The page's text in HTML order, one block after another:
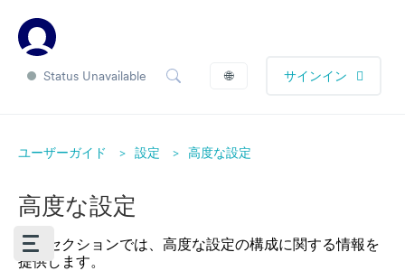
Status Unavailable 🌐 サインイン
ユーザーガイド 設定 高度な設定
高度な設定
このセクションでは、高度な設定の構成に関する情報を
提供します。